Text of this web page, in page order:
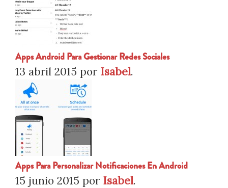
Apps Android Para Gestionar Redes Sociales
13 abril 2015 por Isabel.
Apps Para Personalizar Notificaciones En Android
15 junio 2015 por Isabel.